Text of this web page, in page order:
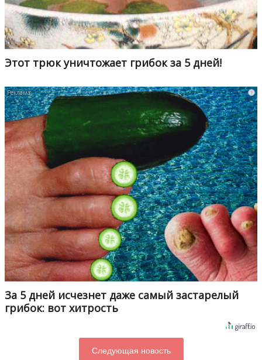
Этот трюк уничтожает грибок за 5 дней!
i
За 5 дней исчезнет даже самый застарелый
грибок: вот хитрость
Следующая новость